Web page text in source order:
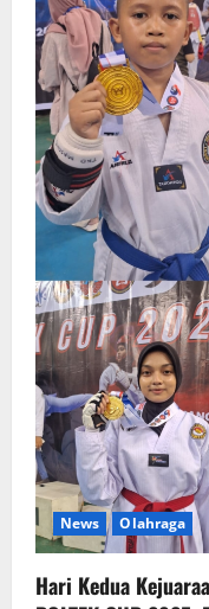
News Olahraga
Hari Kedua